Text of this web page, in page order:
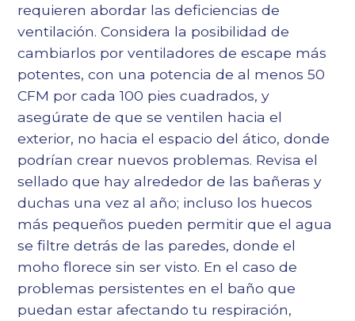
requieren abordar las deficiencias de
ventilación. Considera la posibilidad de
cambiarlos por ventiladores de escape más
potentes, con una potencia de al menos 50
CFM por cada 100 pies cuadrados, y
asegúrate de que se ventilen hacia el
exterior, no hacia el espacio del ático, donde
podrían crear nuevos problemas. Revisa el
sellado que hay alrededor de las bañeras y
duchas una vez al año; incluso los huecos
más pequeños pueden permitir que el agua
se filtre detrás de las paredes, donde el
moho florece sin ser visto. En el caso de
problemas persistentes en el baño que
puedan estar afectando tu respiración,